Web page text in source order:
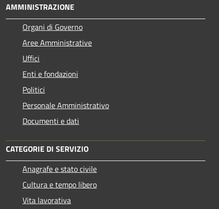
AMMINISTRAZIONE
Organi di Governo
Aree Amministrative
Uffici
Enti e fondazioni
Politici
Personale Amministrativo
Documenti e dati
CATEGORIE DI SERVIZIO
Anagrafe e stato civile
Cultura e tempo libero
Vita lavorativa